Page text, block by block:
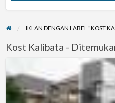
IKLAN DENGAN LABEL "KOST
Kost Kalibata -
Kost
Duren